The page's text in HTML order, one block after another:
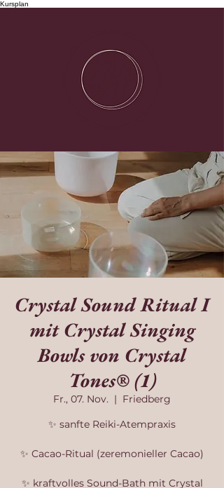
Kursplan
Crystal Sound Ritual I
mit Crystal Singing
Bowls von Crystal
Tones® (1)
Fr., 07. Nov.
  |
Friedberg
✨ sanfte Reiki-Atempraxis
✨ Cacao-Ritual (zeremonieller Cacao)
✨ kraftvolles Sound-Bath mit Crystal